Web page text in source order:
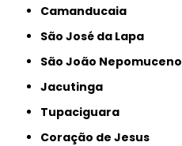
Camanducaia
São José da Lapa
São João Nepomuceno
Jacutinga
Tupaciguara
Coração de Jesus